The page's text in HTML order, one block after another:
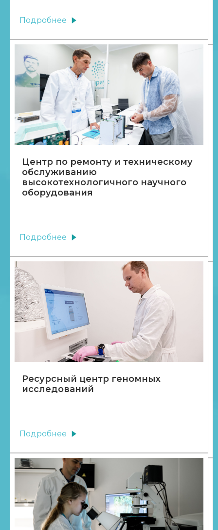
Подробнее
Центр по ремонту и техническому
обслуживанию
высокотехнологичного научного
оборудования
Подробнее
Ресурсный центр геномных
исследований
Подробнее